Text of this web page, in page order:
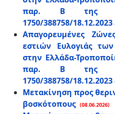
παρ. Β της
1750/388758/
Απαγορευμένες
εστιών Ευλογιάς
στην Ελλάδα-
παρ. Β της
1750/388758/
Μετακίνηση προς
βοσκότοπους (08.06.2026)